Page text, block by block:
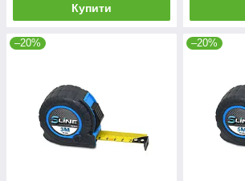
Купити
–20% –20%